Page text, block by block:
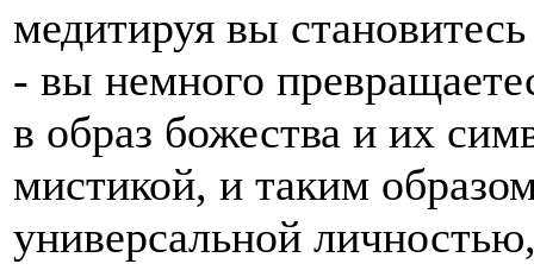
медитируя вы
- вы немного
в образ божества и их
мистикой, и таким
универсальной